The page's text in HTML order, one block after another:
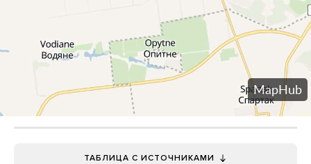
ТАБЛИЦА С ИСТОЧНИКАМИ